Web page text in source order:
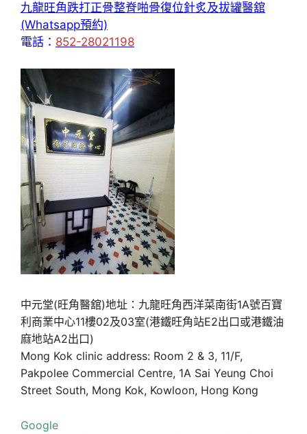
九龍旺角跌打正骨整脊啪骨復位針炙及拔罐醫舘
(Whatsapp預約)
電話： 852-28021198
中元堂(旺角醫舘)地址：九龍旺角西洋菜南街1A號百寶
利商業中心11樓02及03室(港鐵旺角站E2出口或港鐵油
麻地站A2出口)
Mong Kok clinic address: Room 2 & 3, 11/F,
Pakpolee Commercial Centre, 1A Sai Yeung Choi
Street South, Mong Kok, Kowloon, Hong Kong
Google